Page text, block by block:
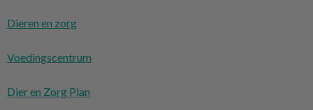
Dieren en zorg
Voedingscentrum
Dier en Zorg Plan